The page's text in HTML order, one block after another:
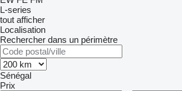
L-series
tout afficher
Localisation
Rechercher dans un périmètre
Sénégal
Prix